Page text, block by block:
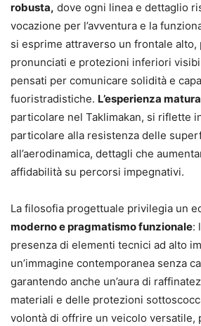
robusta, dove ogni linea e dettaglio
vocazione per l’avventura e la
si esprime attraverso un frontale alto,
pronunciati e protezioni inferiori
pensati per comunicare solidità e
fuoristradistiche. L’esperienza
particolare nel Taklimakan, si riflette
particolare alla resistenza delle
all’aerodinamica, dettagli che
affidabilità su percorsi impegnativi.
La filosofia progettuale privilegia un
moderno e pragmatismo funzionale:
presenza di elementi tecnici ad alto
un’immagine contemporanea senza
garantendo anche un’aura di
materiali e delle protezioni
volontà di offrire un veicolo versatile,